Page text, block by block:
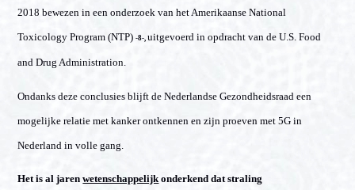
2018 bewezen in een onderzoek van het Amerikaanse National
Toxicology Program (NTP)-8-,uitgevoerd in opdracht van de U.S. Food
and Drug Administration.
Ondanks deze conclusies blijft de Nederlandse Gezondheidsraad een
mogelijke relatie met kanker ontkennen en zijn proeven met 5G in
Nederland in volle gang.
Het is al jarenwetenschappelijk onderkend dat straling